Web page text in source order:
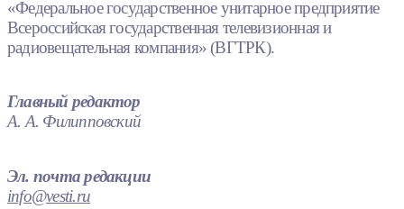
«Федеральное государственное унитарное предприятие
Всероссийская государственная телевизионная и
радиовещательная компания» (ВГТРК).
Главный редактор
А. А. Филипповский
Эл. почта редакции
info@vesti.ru